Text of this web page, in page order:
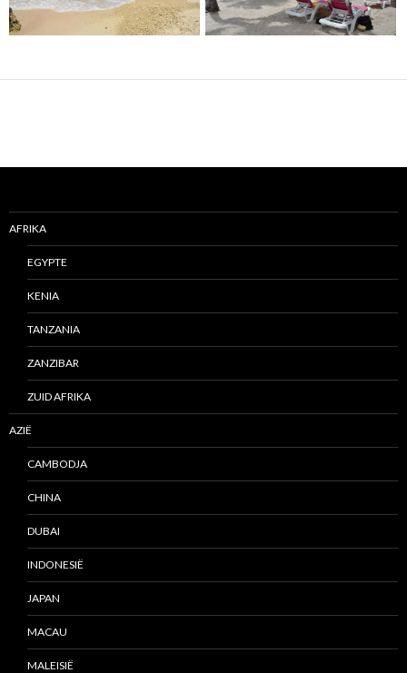
AFRIKA
EGYPTE
KENIA
TANZANIA
ZANZIBAR
ZUID AFRIKA
AZIË
CAMBODJA
CHINA
DUBAI
INDONESIË
JAPAN
MACAU
MALEISIË